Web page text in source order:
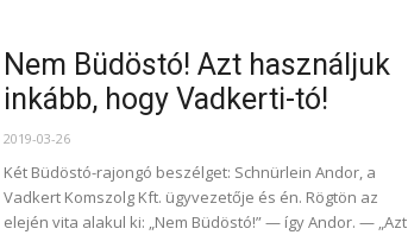
Nem Büdöstó! Azt használjuk
inkább, hogy Vadkerti-tó!
2019-03-26
Két Büdöstó-rajongó beszélget: Schnürlein Andor, a
Vadkert Komszolg Kft. ügyvezetője és én. Rögtön az
elején vita alakul ki: „Nem Büdöstó!” — így Andor. — „Azt